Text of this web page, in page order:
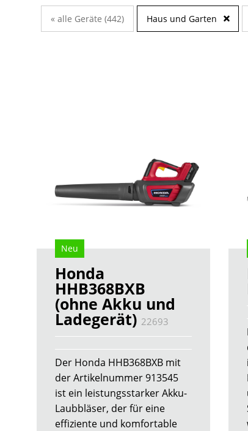
« alle Geräte (442) Haus und Garten
Neu
Honda
HHB368BXB
(ohne Akku und
Ladegerät) 22693
Der Honda HHB368BXB mit
der Artikelnummer 913545
ist ein leistungsstarker Akku-
Laubbläser, der für eine
effiziente und komfortable